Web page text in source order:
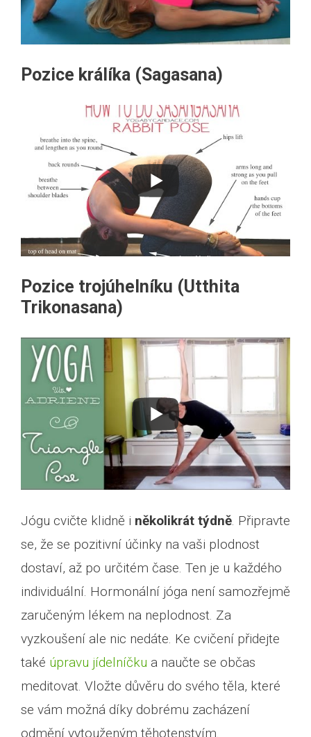
Pozice králíka (Sagasana)
Pozice trojúhelníku (Utthita
Trikonasana)
Jógu cvičte klidně i několikrát týdně. Připravte
se, že se pozitivní účinky na vaši plodnost
dostaví, až po určitém čase. Ten je u každého
individuální. Hormonální jóga není samozřejmě
zaručeným lékem na neplodnost. Za
vyzkoušení ale nic nedáte. Ke cvičení přidejte
také úpravu jídelníčku a naučte se občas
meditovat. Vložte důvěru do svého těla, které
se vám možná díky dobrému zacházení
odmění vytouženým těhotenstvím.